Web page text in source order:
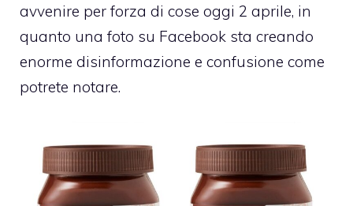
avvenire per forza di cose oggi 2 aprile, in
quanto una foto su Facebook sta creando
enorme disinformazione e confusione come
potrete notare.